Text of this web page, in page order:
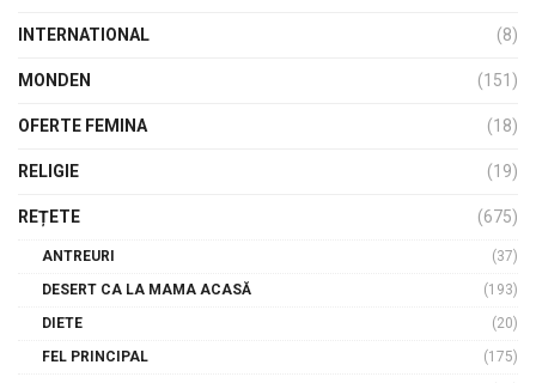
INTERNATIONAL (8)
MONDEN (151)
OFERTE FEMINA (18)
RELIGIE (19)
REȚETE (675)
ANTREURI
(37)
DESERT CA LA MAMA ACASĂ
(193)
DIETE
(20)
FEL PRINCIPAL
(175)